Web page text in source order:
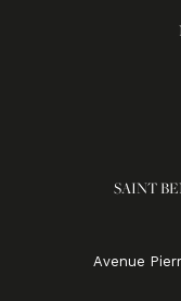
SAINT
Avenue